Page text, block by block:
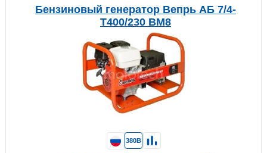
Бензиновый генератор Вепрь АБ 7/4-
Т400/230 ВМ8
380В